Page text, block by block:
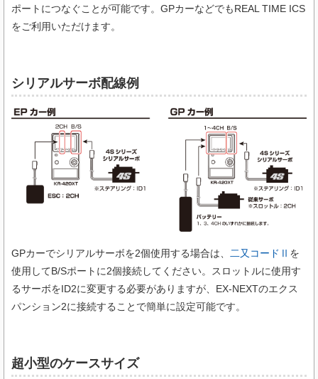
ポートにつなぐことが可能です。GPカーなどでもREAL TIME ICS
をご利用いただけます。
シリアルサーボ配線例
GPカーでシリアルサーボを2個使用する場合は、 二又コードⅡ を
使用してB/Sポートに2個接続してください。スロットルに使用す
るサーボをID2に変更する必要がありますが、EX-NEXTのエクス
パンション2に接続することで簡単に設定可能です。
超小型のケースサイズ